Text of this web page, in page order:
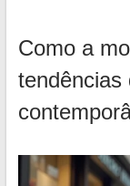
Como a
tendências